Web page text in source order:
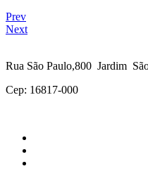
Prev
Next
Rua São Paulo,800 Jardim
Cep: 16817-000